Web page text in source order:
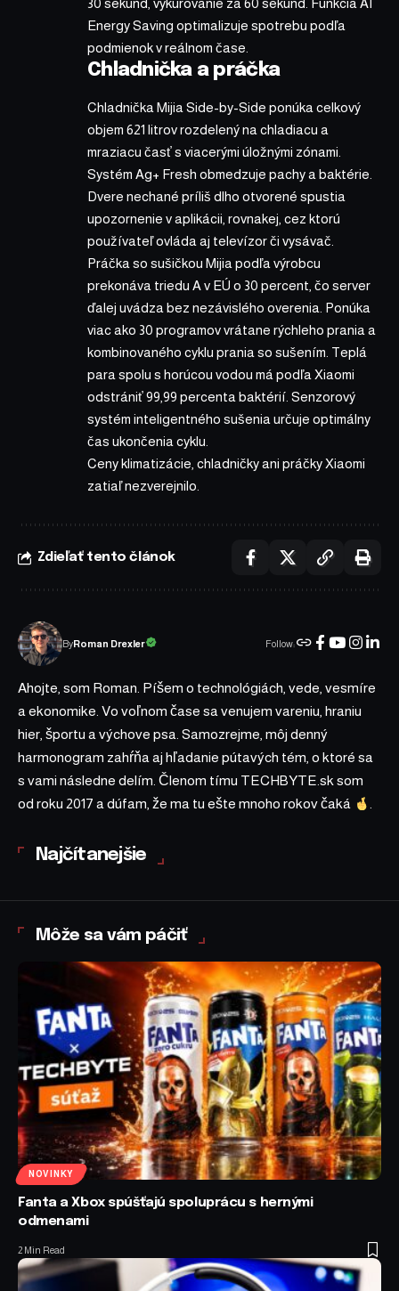
30 sekúnd, vykurovanie za 60 sekúnd. Funkcia AI
Energy Saving optimalizuje spotrebu podľa
podmienok v reálnom čase.
Chladnička a práčka
Chladnička Mijia Side-by-Side ponúka celkový
objem 621 litrov rozdelený na chladiacu a
mraziacu časť s viacerými úložnými zónami.
Systém Ag+ Fresh obmedzuje pachy a baktérie.
Dvere nechané príliš dlho otvorené spustia
upozornenie v aplikácii, rovnakej, cez ktorú
používateľ ovláda aj televízor či vysávač.
Práčka so sušičkou Mijia podľa výrobcu
prekonáva triedu A v EÚ o 30 percent, čo server
ďalej uvádza bez nezávislého overenia. Ponúka
viac ako 30 programov vrátane rýchleho prania a
kombinovaného cyklu prania so sušením. Teplá
para spolu s horúcou vodou má podľa Xiaomi
odstrániť 99,99 percenta baktérií. Senzorový
systém inteligentného sušenia určuje optimálny
čas ukončenia cyklu.
Ceny klimatizácie, chladničky ani práčky Xiaomi
zatiaľ nezverejnilo.
Zdieľať tento článok
ByRoman Drexler Follow:
Ahojte, som Roman. Píšem o technológiách, vede, vesmíre
a ekonomike. Vo voľnom čase sa venujem vareniu, hraniu
hier, športu a výchove psa. Samozrejme, môj denný
harmonogram zahŕňa aj hľadanie pútavých tém, o ktoré sa
s vami následne delím. Členom tímu TECHBYTE.sk som
od roku 2017 a dúfam, že ma tu ešte mnoho rokov čaká
.
Najčítanejšie
Môže sa vám páčiť
NOVINKY
Fanta a Xbox spúšťajú spoluprácu s hernými
odmenami
2 Min Read